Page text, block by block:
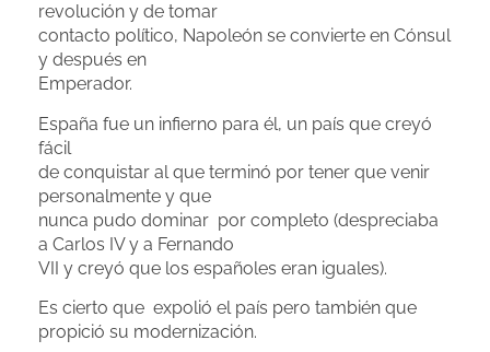
revolución y de tomar
contacto político, Napoleón se convierte en Cónsul
y después en
Emperador.
España fue un infierno para él, un país que creyó
fácil
de conquistar al que terminó por tener que venir
personalmente y que
nunca pudo dominar por completo (despreciaba
a Carlos IV y a Fernando
VII y creyó que los españoles eran iguales).
Es cierto que expolió el país pero también que
propició su modernización.